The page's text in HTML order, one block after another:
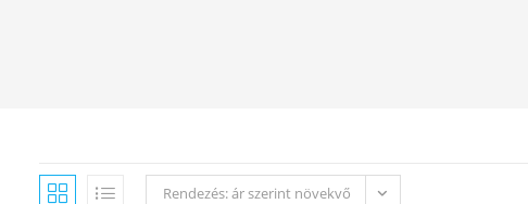
Rendezés: ár szerint növekvő